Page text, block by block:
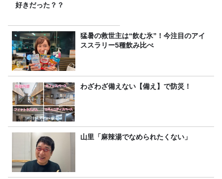
好きだった？？
猛暑の救世主は“飲む氷”！今注目のアイ
ススラリー5種飲み比べ
わざわざ備えない【備え】で防災！
山里「麻辣湯でなめられたくない」